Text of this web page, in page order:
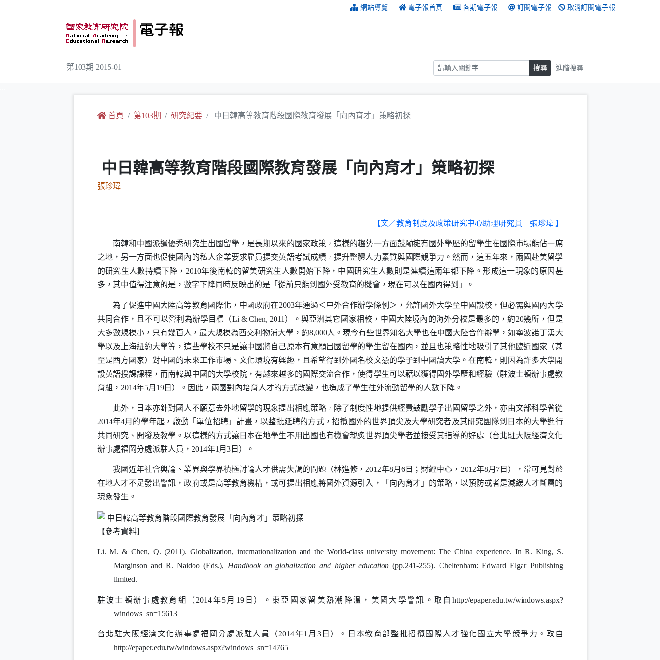
網站導覽 電子報首頁 各期電子報 訂閱電子報 取消訂閱電子報
第103期 2015-01 搜尋 搜尋 進階搜尋
首頁 第103期 研究紀要 中日韓高等教育階段國際教育發展「向內育才」策略初探
中日韓高等教育階段國際教育發展「向內育才」策略初探
張珍瑋
【文／教育制度及政策研究中心助理研究員 張珍瑋】
南韓和中國派遣優秀研究生出國留學，是長期以來的國家政策，這樣的趨勢一方面鼓勵擁有國外學歷的留學生在國際市場能佔一席
之地，另一方面也促使國內的私人企業要求雇員提交英語考試成績，提升整體人力素質與國際競爭力。然而，這五年來，兩國赴美留學
的研究生人數持續下降， 2010年後南韓的留美研究生人數開始下降，中國研究生人數則是連續這兩年都下降。形成這一現象的原因甚
多，其中值得注意的是，數字下降同時反映出的是「從前只能到國外受教育的機會，現在可以在國內得到」。
為了促進中國大陸高等教育國際化，中國政府在2003年通過＜中外合作辦學條例＞，允許國外大學至中國設校，但必需與國內大學
共同合作，且不可以營利為辦學目標（Li & Chen, 2011 ）。與亞洲其它國家相較，中國大陸境內的海外分校是最多的，約20幾所，但是
大多數規模小，只有幾百人，最大規模為西交利物浦大學，約8,000人。現今有些世界知名大學也在中國大陸合作辦學，如寧波諾丁漢大
學以及上海紐約大學等，這些學校不只是讓中國將自己原本有意願出國留學的學生留在國內，並且也策略性地吸引了其他臨近國家（甚
至是西方國家）對中國的未來工作市場、文化環境有興趣，且希望得到外國名校文憑的學子到中國讀大學。在南韓，則因為許多大學開
設英語授課課程，而南韓與中國的大學校院，有越來越多的國際交流合作，使得學生可以藉以獲得國外學歷和經驗（駐波士頓辦事處教
育組， 2014年5月 19日 ）。因此，兩國對內培育人才的方式改變，也造成了學生往外流動留學的人數下降。
此外，日本亦針對國人不願意去外地留學的現象提出相應策略，除了制度性地提供經費鼓勵學子出國留學之外，亦由文部科學省從
2014年4月的學年起，啟動「單位招聘」計畫，以整批延聘的方式，招攬國外的世界頂尖及大學研究者及其研究團隊到日本的大學進行
共同研究、開發及教學。以這樣的方式讓日本在地學生不用出國也有機會親炙世界頂尖學者並接受其指導的好處（台北駐大阪經濟文化
辦事處福岡分處派駐人員， 2014年1 月 3日 ）。
我國近年社會輿論、業界與學界積極討論人才供需失調的問題（林進修， 2012年8月 6日 ；財經中心， 2012年8月 7日 ），常可見對於
在地人才不足發出警訊，政府或是高等教育機構，或可提出相應將國外資源引入，「向內育才」的策略，以預防或者是減緩人才斷層的
現象發生。
【參考資料】
Li. M. & Chen, Q. (2011). Globalization, internationalization and the World-class university movement: The China experience. In R. King, S.
Marginson and R. Naidoo (Eds.), Handbook on globalization and higher education (pp.241-255). Cheltenham: Edward Elgar Publishing
limited.
駐波士頓辦事處教育組（ 2014年5月 19日 ）。東亞國家留美熱潮降溫，美國大學警訊。取自 http://epaper.edu.tw/windows.aspx?
windows_sn=15613
台北駐大阪經濟文化辦事處福岡分處派駐人員（2014年1 月 3日 ）。日本教育部整批招攬國際人才強化國立大學競爭力。取自
http://epaper.edu.tw/windows.aspx?windows_sn=14765